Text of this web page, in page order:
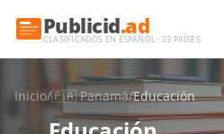
Publicid.ad
CLASIFICADOS EN ESPAÑOL · 23 PAÍSES
Inicio/🇵🇦 Panamá/Educación